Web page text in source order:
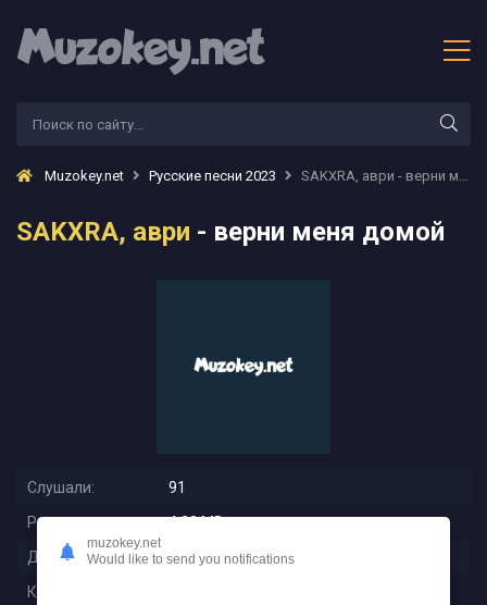
Muzokey.net Русские песни 2023 SAKXRA, аври - верни меня домой
SAKXRA, аври - верни меня домой
Слушали:
91
Размер:
4.22 MB
Длительность:
1:49
Качество:
muzokey.net
Would like to send you notifications